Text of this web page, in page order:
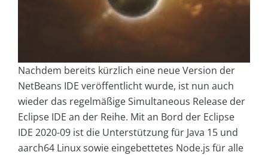
Nachdem bereits kürzlich eine neue Version der
NetBeans IDE veröffentlicht wurde, ist nun auch
wieder das regelmäßige Simultaneous Release der
Eclipse IDE an der Reihe. Mit an Bord der Eclipse
IDE 2020-09 ist die Unterstützung für Java 15 und
aarch64 Linux sowie eingebettetes Node.js für alle